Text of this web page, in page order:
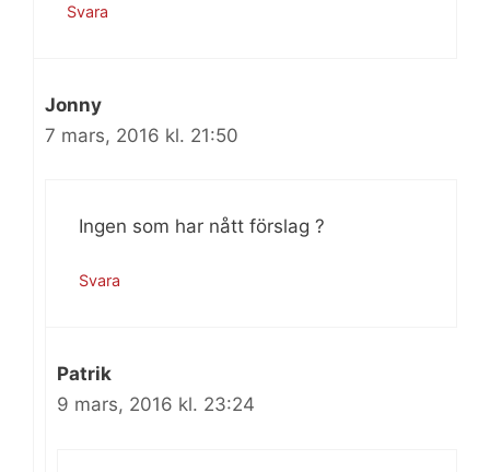
Svara
Jonny
7 mars, 2016 kl. 21:50
Ingen som har nått förslag ?
Svara
Patrik
9 mars, 2016 kl. 23:24